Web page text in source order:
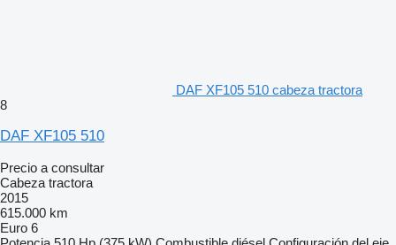
DAF XF105 510 cabeza tractora
8
DAF XF105 510
Precio a consultar
Cabeza tractora
2015
615.000 km
Euro 6